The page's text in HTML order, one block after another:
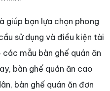
giúp bạn lựa chọn phong
sử dụng và điều kiện tài
mẫu bàn ghế quán ăn
bàn ghế quán ăn cao
bàn ghế quán ăn đơn